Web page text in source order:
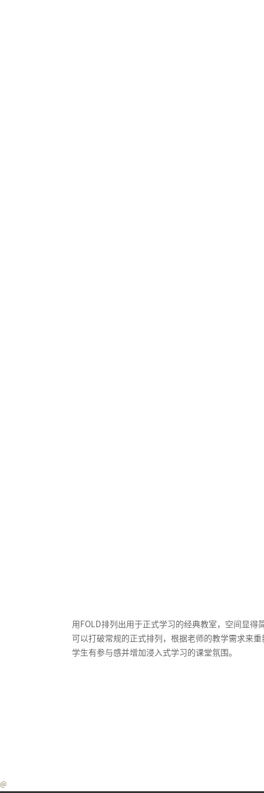
用FOLD排列出用于正式学习的经典教室，空间显得
可以打破常规的正式排列，根据老师的教学需求来重
学生有参与感并增加浸入式学习的课堂氛围。
@